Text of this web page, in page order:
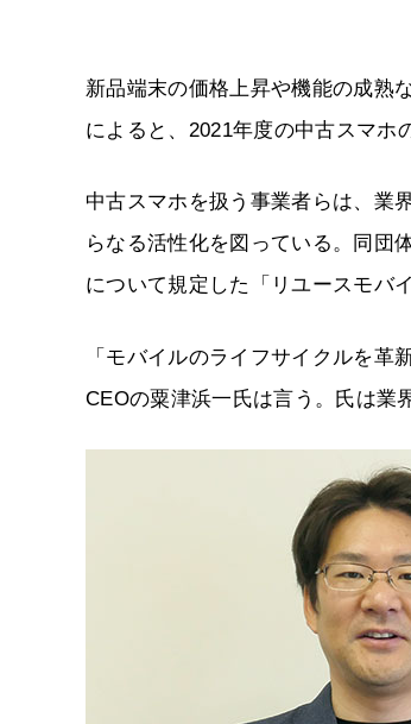
新品端末の価格上昇や機能の成熟
によると、2021年度の中古スマホ
中古スマホを扱う事業者らは、業
らなる活性化を図っている。同団
について規定した「リユースモバ
「モバイルのライフサイクルを
CEOの粟津浜一氏は言う。氏は業